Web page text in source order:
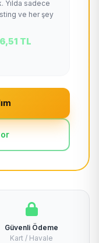
Yılda sadece
ve her şey
TL
Güvenli Ödeme
Kart / Havale